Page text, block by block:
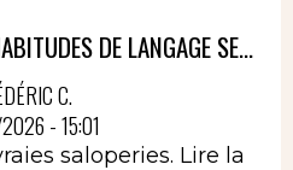
DE LANGAGE SE...
C.
- 15:01
saloperies. Lire la